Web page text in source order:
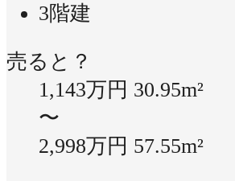
3階建
売ると？
1,143万円 30.95m²
〜
2,998万円 57.55m²